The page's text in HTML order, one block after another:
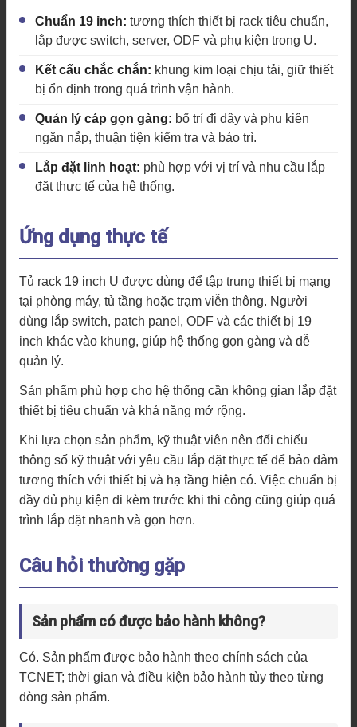
Chuẩn 19 inch: tương thích thiết bị rack tiêu chuẩn,
lắp được switch, server, ODF và phụ kiện trong U.
Kết cấu chắc chắn: khung kim loại chịu tải, giữ thiết
bị ổn định trong quá trình vận hành.
Quản lý cáp gọn gàng: bố trí đi dây và phụ kiện
ngăn nắp, thuận tiện kiểm tra và bảo trì.
Lắp đặt linh hoạt: phù hợp với vị trí và nhu cầu lắp
đặt thực tế của hệ thống.
Ứng dụng thực tế
Tủ rack 19 inch U được dùng để tập trung thiết bị mạng
tại phòng máy, tủ tầng hoặc trạm viễn thông. Người
dùng lắp switch, patch panel, ODF và các thiết bị 19
inch khác vào khung, giúp hệ thống gọn gàng và dễ
quản lý.
Sản phẩm phù hợp cho hệ thống cần không gian lắp đặt
thiết bị tiêu chuẩn và khả năng mở rộng.
Khi lựa chọn sản phẩm, kỹ thuật viên nên đối chiếu
thông số kỹ thuật với yêu cầu lắp đặt thực tế để bảo đảm
tương thích với thiết bị và hạ tầng hiện có. Việc chuẩn bị
đầy đủ phụ kiện đi kèm trước khi thi công cũng giúp quá
trình lắp đặt nhanh và gọn hơn.
Câu hỏi thường gặp
Sản phẩm có được bảo hành không?
Có. Sản phẩm được bảo hành theo chính sách của
TCNET; thời gian và điều kiện bảo hành tùy theo từng
dòng sản phẩm.